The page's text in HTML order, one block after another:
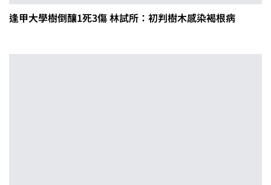
逢甲大學樹倒釀1死3傷 林試所：初判樹木感染褐根病